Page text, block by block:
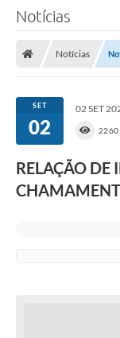
Notícias
Notícias
SET
02
02 SET
2260
RELAÇÃO DE